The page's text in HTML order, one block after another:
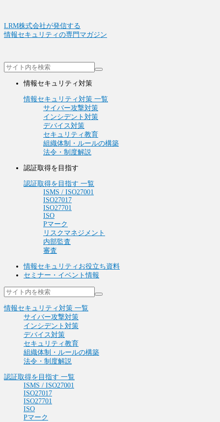
LRM株式会社が発信する
情報セキュリティの専門マガジン
情報セキュリティ対策
情報セキュリティ対策 一覧
サイバー攻撃対策
インシデント対策
デバイス対策
セキュリティ教育
組織体制・ルールの構築
法令・制度解説
認証取得を目指す
認証取得を目指す 一覧
ISMS / ISO27001
ISO27017
ISO27701
ISO
Pマーク
リスクマネジメント
内部監査
審査
情報セキュリティお役立ち資料
セミナー・イベント情報
情報セキュリティ対策 一覧
サイバー攻撃対策
インシデント対策
デバイス対策
セキュリティ教育
組織体制・ルールの構築
法令・制度解説
認証取得を目指す 一覧
ISMS / ISO27001
ISO27017
ISO27701
ISO
Pマーク